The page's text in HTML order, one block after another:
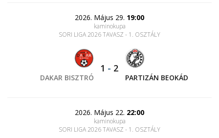
2026. Május 29. 19:00
kaminokupa
SORI LIGA 2026 TAVASZ - 1. OSZTÁLY
DAKAR BISZTRÓ
1 - 2
PARTIZÁN BEOKÁD
2026. Május 22. 22:00
kaminokupa
SORI LIGA 2026 TAVASZ - 1. OSZTÁLY